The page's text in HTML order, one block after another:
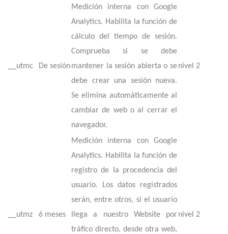
__utmc De sesión
Medición interna con Google
Analytics. Habilita la función de
cálculo del tiempo de sesión.
Comprueba si se debe
mantener la sesión abierta o se
debe crear una sesión nueva.
Se elimina automáticamente al
cambiar de web o al cerrar el
navegador.
nivel 2
__utmz 6 meses
Medición interna con Google
Analytics. Habilita la función de
registro de la procedencia del
usuario. Los datos registrados
serán, entre otros, si el usuario
llega a nuestro Website por
tráfico directo, desde otra web,
nivel 2